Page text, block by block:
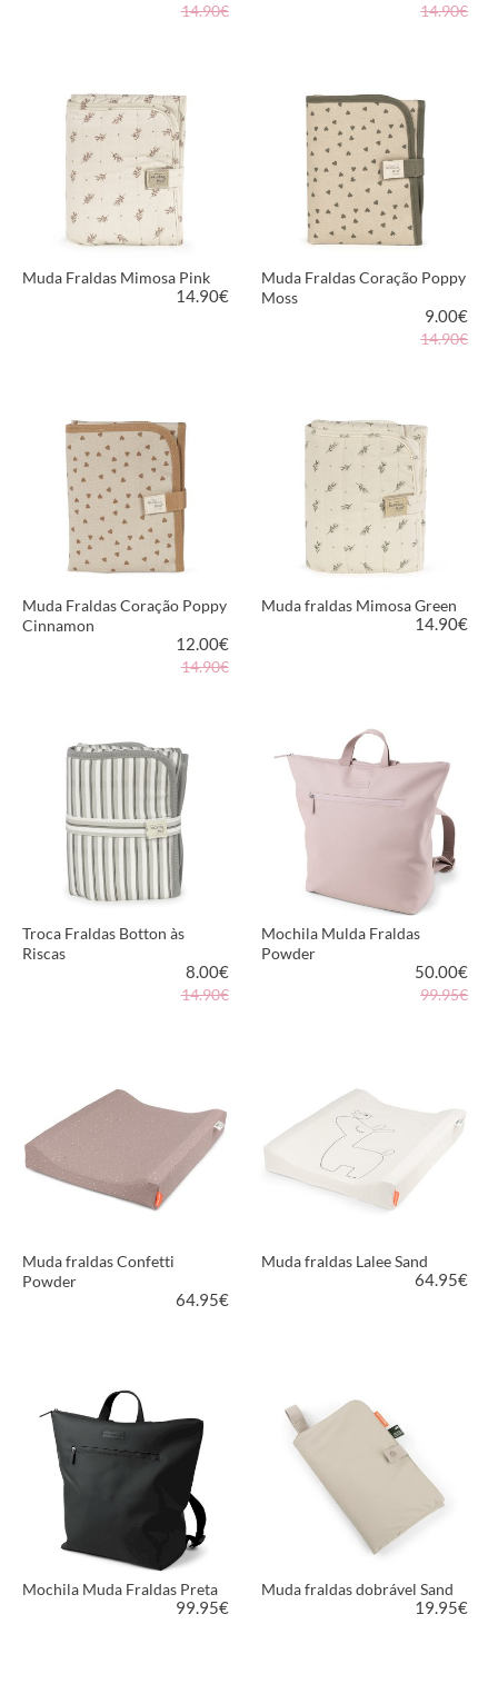
14.90€ 14.90€
Muda Fraldas Mimosa Pink
14.90€
Muda Fraldas Coração Poppy
Moss
9.00€
14.90€
Muda Fraldas Coração Poppy
Cinnamon
12.00€
14.90€
Muda fraldas Mimosa Green
14.90€
VER PRODUTO
Troca Fraldas Botton às
Riscas
8.00€
14.90€
Mochila Mulda Fraldas
Powder
50.00€
99.95€
Muda fraldas Confetti
Powder
64.95€
VER PRODUTO
Muda fraldas Lalee Sand
64.95€
Mochila Muda Fraldas Preta
99.95€
Muda fraldas dobrável Sand
19.95€